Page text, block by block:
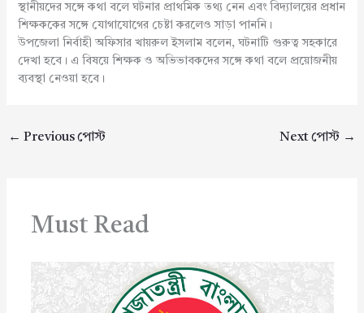
স্থানীয়দের সঙ্গে কথা বলে ঘটনার প্রাথমিক তথ্য নেন এবং বিদ্যালয়ের প্রধান
শিক্ষককের সঙ্গে যোগাযোগের চেষ্টা করলেও সাড়া পাননি।
উপজেলা নির্বাহী অফিসার খায়রুল ইসলাম বলেন, ঘটনাটি গুরুত্ব সহকারে
দেখা হবে। এ বিষয়ে শিক্ষক ও অভিভাবকদের সঙ্গে কথা বলে প্রয়োজনীয়
ব্যবস্থা নেওয়া হবে।
← Previous পোস্ট Next পোস্ট →
Must Read